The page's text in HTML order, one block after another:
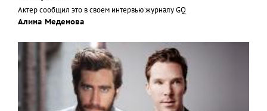
Актер сообщил это в своем интервью журналу GQ
Алина Меденова